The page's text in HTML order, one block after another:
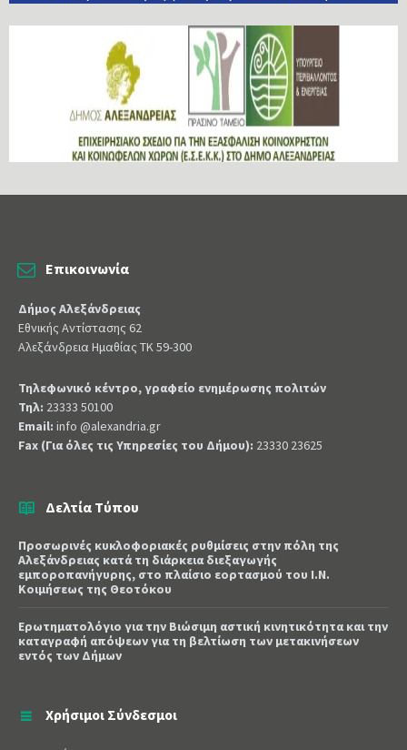
Επικοινωνία
Δήμος Αλεξάνδρειας
Εθνικής Αντίστασης 62
Αλεξάνδρεια Ημαθίας ΤΚ 59-300
Τηλεφωνικό κέντρο, γραφείο ενημέρωσης πολιτών
Τηλ: 23333 50100
Email: info @alexandria.gr
Fax (Για όλες τις Υπηρεσίες του Δήμου): 23330 23625
Δελτία Τύπου
Προσωρινές κυκλοφοριακές ρυθμίσεις στην πόλη της
Αλεξάνδρειας κατά τη διάρκεια διεξαγωγής
εμποροπανήγυρης, στο πλαίσιο εορτασμού του Ι.Ν.
Κοιμήσεως της Θεοτόκου
Ερωτηματολόγιο για την Βιώσιμη αστική κινητικότητα και την
καταγραφή απόψεων για τη βελτίωση των μετακινήσεων
εντός των Δήμων
Χρήσιμοι Σύνδεσμοι